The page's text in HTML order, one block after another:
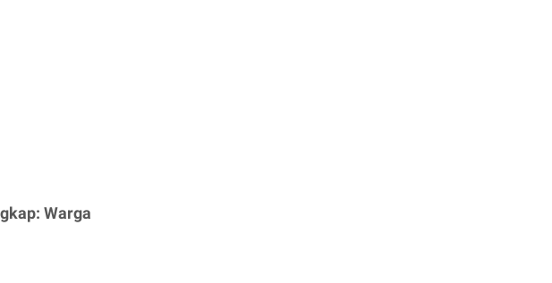
Warga